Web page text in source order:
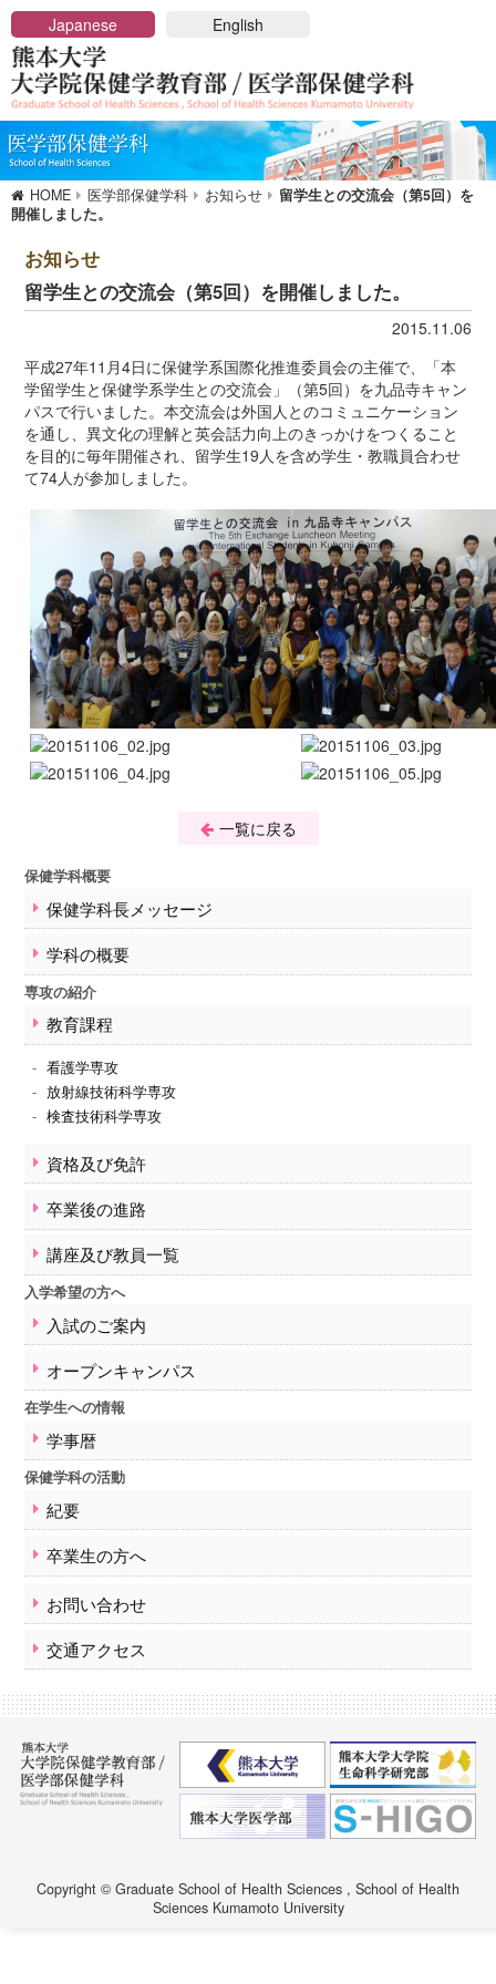
Japanese English
HOME 医学部保健学科 お知らせ
留学生との交流会（第5回）を
開催しました。
お知らせ
留学生との交流会（第5回）を開催しました。
2015.11.06
平成27年11月4日に保健学系国際化推進委員会の主催で、「本
学留学生と保健学系学生との交流会」（第5回）を九品寺キャン
パスで行いました。本交流会は外国人とのコミュニケーション
を通し、異文化の理解と英会話力向上のきっかけをつくること
を目的に毎年開催され、留学生19人を含め学生・教職員合わせ
て74人が参加しました。
一覧に戻る
保健学科概要
保健学科長メッセージ
学科の概要
専攻の紹介
教育課程
看護学専攻
放射線技術科学専攻
検査技術科学専攻
資格及び免許
卒業後の進路
講座及び教員一覧
入学希望の方へ
入試のご案内
オープンキャンパス
在学生への情報
学事暦
保健学科の活動
紀要
卒業生の方へ
お問い合わせ
交通アクセス
Copyright © Graduate School of Health Sciences , School of Health
Sciences Kumamoto University
HOME
大学院保健学教育部
大学院概要
保健学教育部長メッセージ
教育課程と講座一覧
博士前期課程
講座及び教員一覧
入学希望の方へ
入試のご案内
在学生への情報
事務手続きについて
学事暦・時間割
保健学教育部の活動
紀要
医学部保健学科
保健学科概要
保健学科長メッセージ
学科の概要
卒業後の進路
講座及び教員一覧
オープンキャンパス
お問い合わせ
サイトマップ